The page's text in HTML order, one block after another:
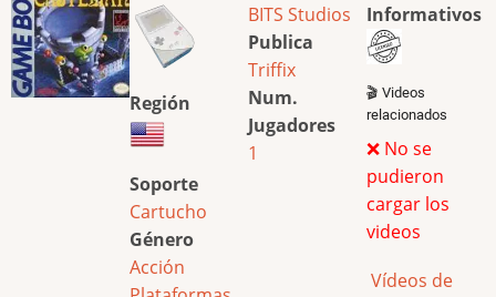
Región
Soporte
Cartucho
Género
Acción
BITS Studios
Publica
Triffix
Num.
Jugadores
1
Informativos
🎬 Videos
relacionados
❌ No se
pudieron
cargar los
videos
Vídeos de